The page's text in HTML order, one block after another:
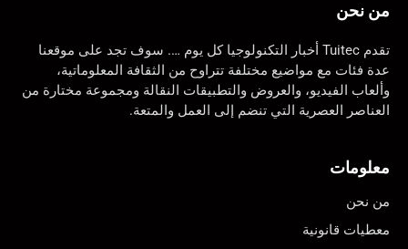
من نحن
تقدم Tuitec أخبار التكنولوجيا كل يوم …. سوف تجد على موقعنا
عدة فئات مع مواضيع مختلفة تتراوح من الثقافة المعلوماتية،
وألعاب الفيديو، والعروض والتطبيقات النقالة ومجموعة مختارة من
العناصر العصرية التي تنضم إلى العمل والمتعة.
معلومات
من نحن
معطيات قانونية